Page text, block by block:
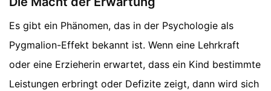
Es gibt ein Phänomen, das in der Psychologie als
Pygmalion-Effekt bekannt ist. Wenn eine Lehrkraft
oder eine Erzieherin erwartet, dass ein Kind bestimmte
Leistungen erbringt oder Defizite zeigt, dann wird sich